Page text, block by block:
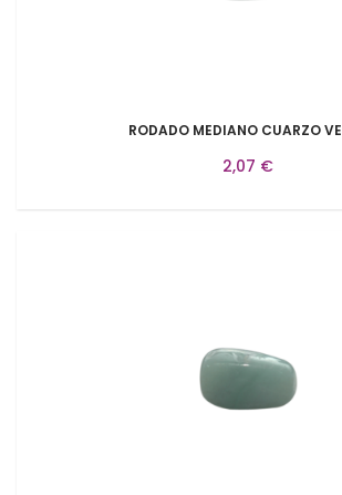
RODADO MEDIANO CUARZO
2,07 €